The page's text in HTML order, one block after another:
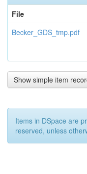
File
Becker_GDS_tmp.pdf
Show simple item
Items in DSpace are
reserved, unless